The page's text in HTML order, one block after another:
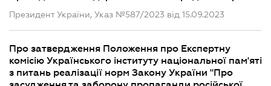
Президент України, Указ №587/2023 від 15.09.2023
Про затвердження Положення про Експертну
комісію Українського інституту національної пам'яті
з питань реалізації норм Закону України "Про